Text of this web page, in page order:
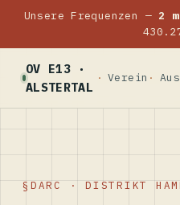
Unsere Frequenzen — 2 m
OV E13 ·
ALSTERTAL
Verein
DARC · DISTRIKT